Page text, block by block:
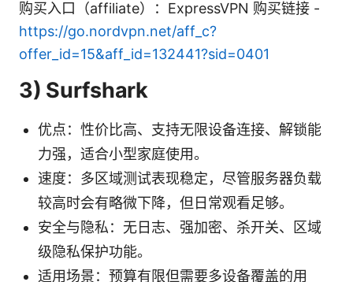
购买入口（affiliate）：ExpressVPN 购买链接 -
https://go.nordvpn.net/aff_c?
offer_id=15&aff_id=132441?sid=0401
3) Surfshark
优点：性价比高、支持无限设备连接、解锁能
力强，适合小型家庭使用。
速度：多区域测试表现稳定，尽管服务器负载
较高时会有略微下降，但日常观看足够。
安全与隐私：无日志、强加密、杀开关、区域
级隐私保护功能。
适用场景：预算有限但需要多设备覆盖的用